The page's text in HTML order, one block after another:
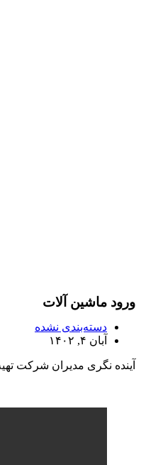
ورود ماشین آلات
دسته‌بندی نشده
آبان ۴, ۱۴۰۲
آینده نگری مدیران شرکت تهیه و تولید خاک‌نسوز